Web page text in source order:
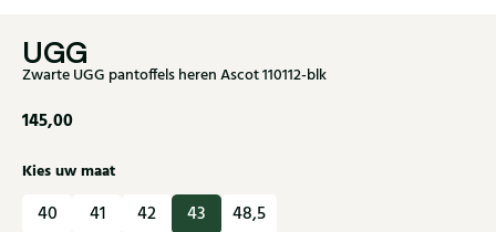
UGG
Zwarte UGG pantoffels heren Ascot 110112-blk
145,00
Kies uw maat
40 41 42 43 48,5